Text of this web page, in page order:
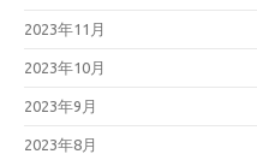
2023年11月
2023年10月
2023年9月
2023年8月